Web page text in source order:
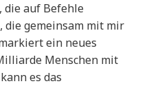
die auf Befehle
die gemeinsam mit mir
ein neues
Menschen mit
es das